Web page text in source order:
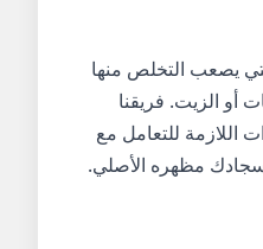
يصعب التخلص منها
أو الزيت. فريقنا
اللازمة للتعامل مع
لسجادك مظهره الأصلي.